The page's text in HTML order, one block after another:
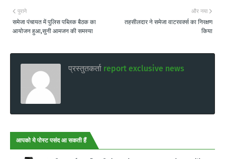
और नया
तहसीलदार ने समेजा वाटरवर्क्स का निरक्षण
किया
पुराने
समेजा पंचायत में पुलिस पब्लिक बैठक का
आयोजन हुआ,सुनी आमजन की समस्या
प्रस्तुतकर्ता report exclusive news
आपको ये पोस्ट पसंद आ सकती हैं